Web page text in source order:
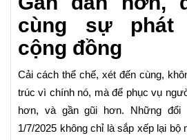
cùng sự phát
cộng đồng
Cải cách thể chế, xét đến cùng,
trúc vì chính nó, mà để phục vụ
hơn, và gần gũi hơn. Những
1/7/2025 không chỉ là sắp xếp lại